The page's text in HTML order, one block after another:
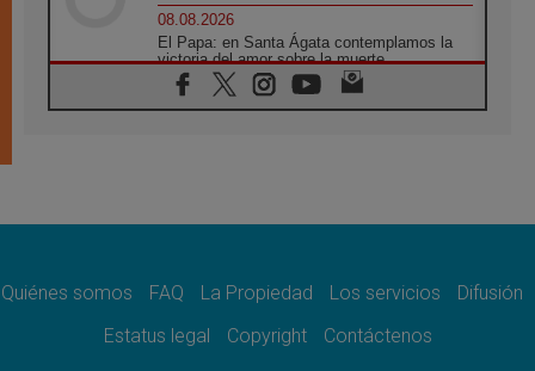
08.08.2026
El Papa: en Santa Ágata contemplamos la
victoria del amor sobre la muerte
08.08.2026
León XIV visitará el Santuario de la Madre
07.08.2026
07.08.2026
el compromiso del cristiano"
Quiénes somos FAQ La Propiedad Los servicios
Difusión
Estatus legal
Copyright Contáctenos